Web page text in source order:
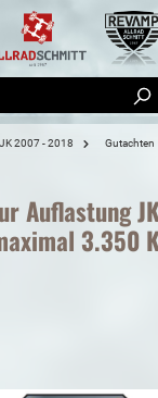
2007 - 2018 Gutachten
Auflastung
3.350